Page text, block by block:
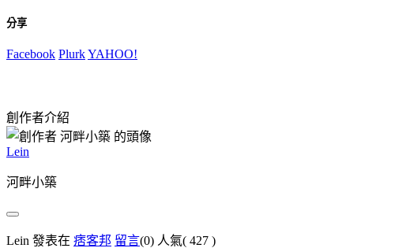
分享
Facebook PlurkYAHOO!
創作者介紹
Lein
河畔小築
Lein 發表在 痞客邦 留言(0) 人氣( 427 )